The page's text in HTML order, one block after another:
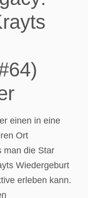
einen in eine
Ort
man die Star
Wiedergeburt
erleben kann.